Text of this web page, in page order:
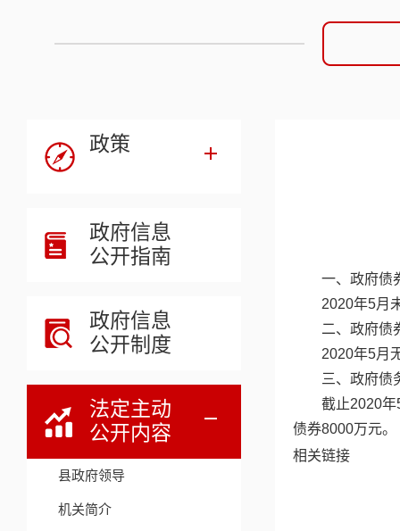
政策
政府信息
公开指南
政府信息
公开制度
法定主动
公开内容
县政府领导
机关简介
一、政府债
2020年5月
二、政府债
2020年5月
三、政府债
截止2020
债券8000万元。
相关链接